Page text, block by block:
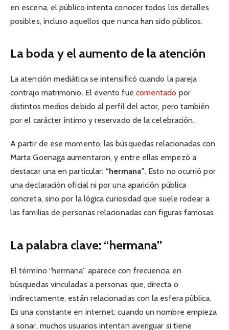
en escena, el público intenta conocer todos los detalles
posibles, incluso aquellos que nunca han sido públicos.
La boda y el aumento de la atención
La atención mediática se intensificó cuando la pareja
contrajo matrimonio. El evento fue comentado por
distintos medios debido al perfil del actor, pero también
por el carácter íntimo y reservado de la celebración.
A partir de ese momento, las búsquedas relacionadas con
Marta Goenaga aumentaron, y entre ellas empezó a
destacar una en particular: “hermana”. Esto no ocurrió por
una declaración oficial ni por una aparición pública
concreta, sino por la lógica curiosidad que suele rodear a
las familias de personas relacionadas con figuras famosas.
La palabra clave: “hermana”
El término “hermana” aparece con frecuencia en
búsquedas vinculadas a personas que, directa o
indirectamente, están relacionadas con la esfera pública.
Es una constante en internet: cuando un nombre empieza
a sonar, muchos usuarios intentan averiguar si tiene